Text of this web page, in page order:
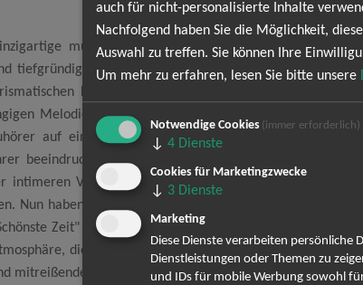
musikalische Reise mit einer der
tiefgründigen Texten haben Bosse sich in den letzten
Frontmann Axel Bosse, fesseln ihr Publikum
Melodien, kraftvollen Gitarrenriffs und ehrlichen,
auf eine emotionale Reise mitzunehmen. Die
beeindruckenden Bühnenpräsenz und der Fähigkeit,
intimeren Veranstaltungsorten - Bosse schaffen es
Nun haben Sie die Gelegenheit, Bosse live zu erleben!
Zeit" und "Frankfurt Oder" zum Besten gibt.
die nur ein Bosse-Konzert bieten kann. Sichern
mitreißender Klänge!
auch für nicht-personalisierte Inhalte
Nachfolgend haben Sie die Möglichkeit,
Auswahl zu treffen. Sie können Ihre
Um mehr zu erfahren, lesen Sie bitte unsere
Notwendige Cookies (immer erforderlich)
↓ 4 Dienste
Cookies für Marketingzwecke
↓ 3 Dienste
Marketing
Diese Dienste verarbeiten
Dienstleistungen oder Themen zu
und IDs für mobile Werbung sowohl